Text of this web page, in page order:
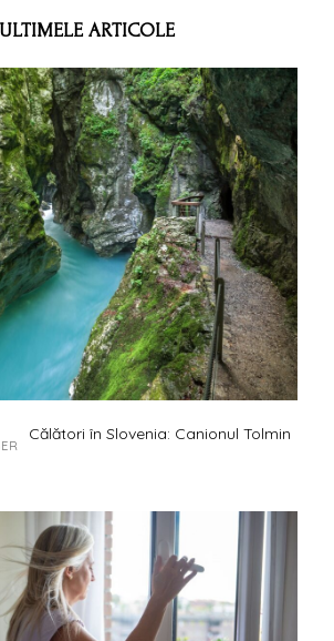
ULTIMELE ARTICOLE
Călători în Slovenia: Canionul Tolmin